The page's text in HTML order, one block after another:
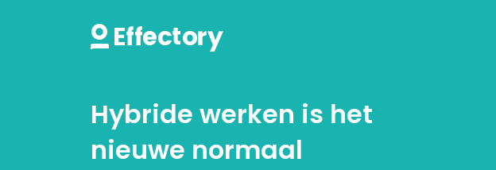
Hybride werken is het
nieuwe normaal